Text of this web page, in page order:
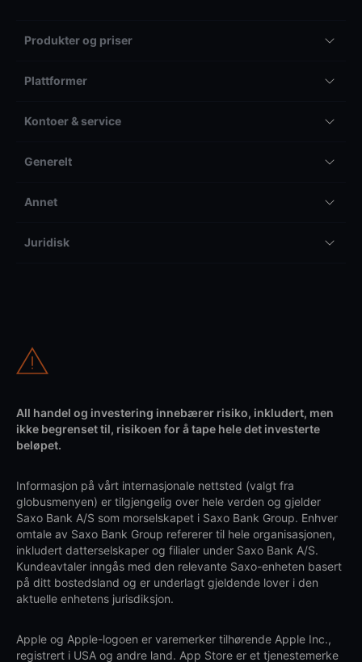
Produkter og priser
Plattformer
Kontoer & service
Generelt
Annet
Juridisk
All handel og investering innebærer risiko, inkludert, men
ikke begrenset til, risikoen for å tape hele det investerte
beløpet.
Informasjon på vårt internasjonale nettsted (valgt fra
globusmenyen) er tilgjengelig over hele verden og gjelder
Saxo Bank A/S som morselskapet i Saxo Bank Group. Enhver
omtale av Saxo Bank Group refererer til hele organisasjonen,
inkludert datterselskaper og filialer under Saxo Bank A/S.
Kundeavtaler inngås med den relevante Saxo-enheten basert
på ditt bostedsland og er underlagt gjeldende lover i den
aktuelle enhetens jurisdiksjon.
Apple og Apple-logoen er varemerker tilhørende Apple Inc.,
registrert i USA og andre land. App Store er et tjenestemerke